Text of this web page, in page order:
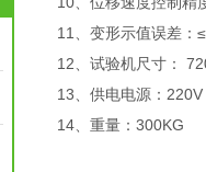
11、变形示值误差：
12、试验机尺寸：
13、供电电源：
14、重量：300KG